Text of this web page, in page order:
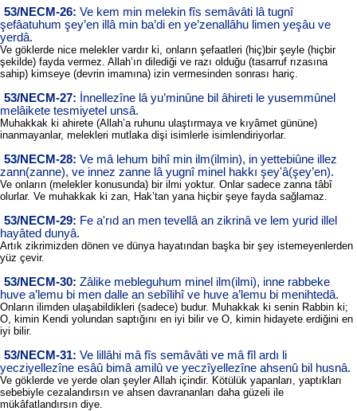
53/NECM-26: Ve kem min melekin fîs semâvâti lâ tugnî
şefâatuhum şey’en illâ min ba’di en ye’zenallâhu limen yeşâu ve
yerdâ.
Ve göklerde nice melekler vardır ki, onların şefaatleri (hiç)bir şeyle (hiçbir
şekilde) fayda vermez. Allah’ın dilediği ve razı olduğu (tasarruf rızasına
sahip) kimseye (devrin imamına) izin vermesinden sonrası hariç.
53/NECM-27: İnnellezîne lâ yu’minûne bil âhireti le yusemmûnel
melâikete tesmiyetel unsâ.
Muhakkak ki ahirete (Allah’a ruhunu ulaştırmaya ve kıyâmet gününe)
inanmayanlar, melekleri mutlaka dişi isimlerle isimlendiriyorlar.
53/NECM-28: Ve mâ lehum bihî min ilm(ilmin), in yettebiûne illez
zann(zanne), ve innez zanne lâ yugnî minel hakkı şey'â(şey’en).
Ve onların (melekler konusunda) bir ilmi yoktur. Onlar sadece zanna tâbî
olurlar. Ve muhakkak ki zan, Hak’tan yana hiçbir şeye fayda sağlamaz.
53/NECM-29: Fe a'rıd an men tevellâ an zikrinâ ve lem yurid illel
hayâted dunyâ.
Artık zikrimizden dönen ve dünya hayatından başka bir şey istemeyenlerden
yüz çevir.
53/NECM-30: Zâlike mebleguhum minel ilm(ilmi), inne rabbeke
huve a’lemu bi men dalle an sebîlihî ve huve a’lemu bi menihtedâ.
Onların ilimden ulaşabildikleri (sadece) budur. Muhakkak ki senin Rabbin ki;
O, kimin Kendi yolundan saptığını en iyi bilir ve O, kimin hidayete erdiğini en
iyi bilir.
53/NECM-31: Ve lillâhi mâ fîs semâvâti ve mâ fîl ardı li
yecziyellezîne esâû bimâ amilû ve yeczîyellezîne ahsenû bil husnâ.
Ve göklerde ve yerde olan şeyler Allah içindir. Kötülük yapanları, yaptıkları
sebebiyle cezalandırsın ve ahsen davrananları daha güzeli ile
mükâfatlandırsın diye.